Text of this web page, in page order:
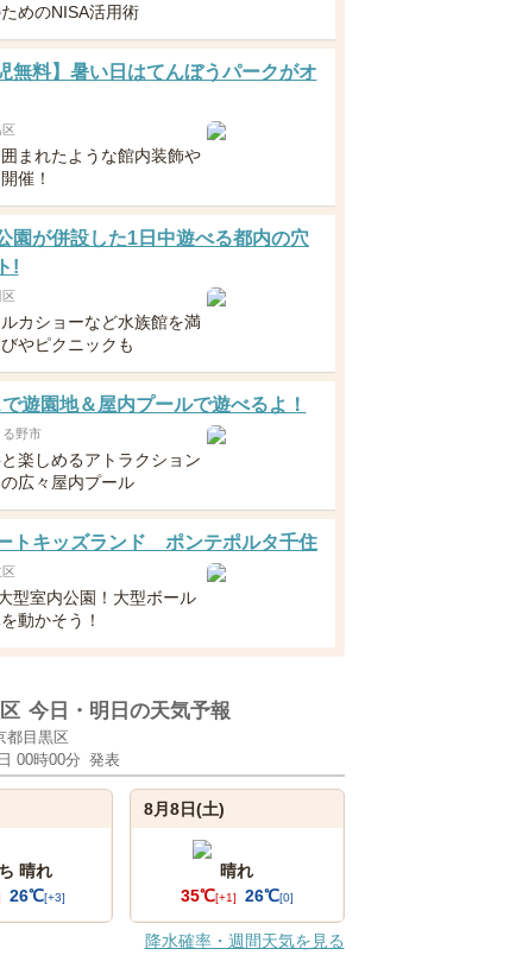
めのNISA活用術
無料】暑い日はてんぼうパークがオ
まれたような館内装飾や
催！
園が併設した1日中遊べる都内の穴
!
カショーなど水族館を満
やピクニックも
遊園地＆屋内プールで遊べるよ！
野市
楽しめるアトラクション
広々屋内プール
トキッズランド ポンテポルタ千住
型室内公園！大型ボール
動かそう！
今日・明日の天気予報
都目黒区
00時00分 発表
晴れ
26℃[+3]
8月8日(土)
晴れ
35℃[+1] 26℃[0]
降水確率・週間天気を見る